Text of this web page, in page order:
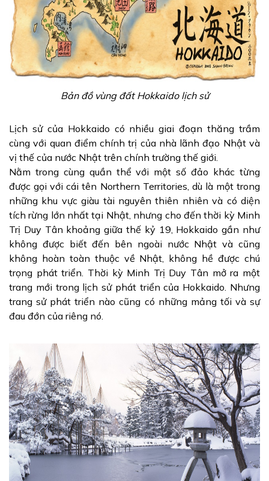
Bản đồ vùng đất Hokkaido lịch sử
Lịch sử của Hokkaido có nhiều giai đoạn thăng trầm
cùng với quan điểm chính trị của nhà lãnh đạo Nhật và
vị thế của nước Nhật trên chính trường thế giới.
Nằm trong cùng quần thể với một số đảo khác từng
được gọi với cái tên Northern Territories, dù là một trong
những khu vực giàu tài nguyên thiên nhiên và có diện
tích rừng lớn nhất tại Nhật, nhưng cho đến thời kỳ Minh
Trị Duy Tân khoảng giữa thế kỷ 19, Hokkaido gần như
không được biết đến bên ngoài nước Nhật và cũng
không hoàn toàn thuộc về Nhật, không hề được chú
trọng phát triển. Thời kỳ Minh Trị Duy Tân mở ra một
trang mới trong lịch sử phát triển của Hokkaido. Nhưng
trang sử phát triển nào cũng có những mảng tối và sự
đau đớn của riêng nó.